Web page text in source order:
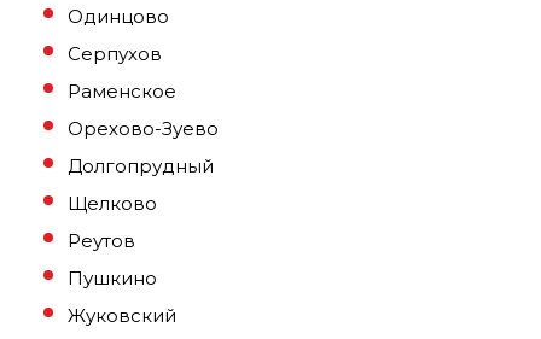
Одинцово
Серпухов
Раменское
Орехово-Зуево
Долгопрудный
Щелково
Реутов
Пушкино
Жуковский